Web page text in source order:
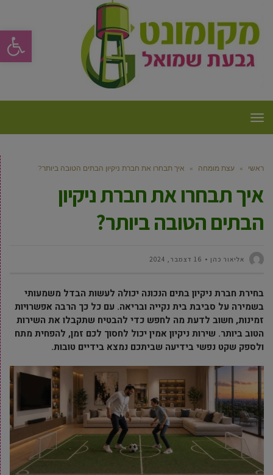
פתח
תפריט
ראשי » עצת מומחה » איך תבחרו את חברת ניקיון הבתים הטובה ביותר?
איך תבחרו את חברת ניקיון
הבתים הטובה ביותר?
16 דצמבר, 2024
בחירת חברת ניקיון בתים הנכונה יכולה לעשות הבדל משמעותי
בשמירה על סביבת בית נקייה ובריאה. עם כל כך הרבה אפשרויות
זמינות, חשוב לדעת מה לחפש כדי להבטיח שתקבלו את השירות
הטוב ביותר. שירות ניקיון אמין יכול לחסוך לכם זמן, להפחית מתח
ולספק שקט נפשי בידיעה שביתכם נמצא בידיים טובות.